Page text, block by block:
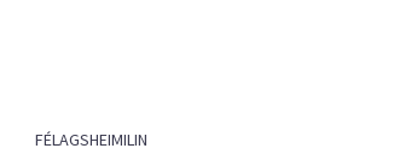
FÉLAGSHEIMILIN